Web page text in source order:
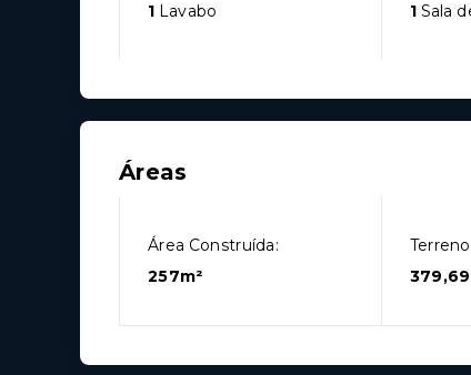
1 Lavabo 1Sala
Áreas
Área Construída:
257m²